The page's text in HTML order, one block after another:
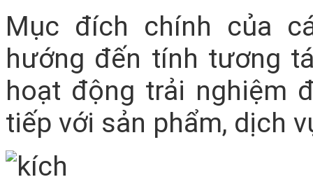
Mục đích chính của
hướng đến tính tương
hoạt động trải nghiệm
tiếp với sản phẩm, dịch